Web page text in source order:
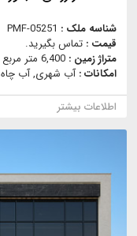
شناسه ملک : PMF-05251
قیمت : تماس بگیرید.
متراژ زمین : 6,400 متر مربع
امکانات :آب شهری, آب چاه
اطلاعات بیشتر